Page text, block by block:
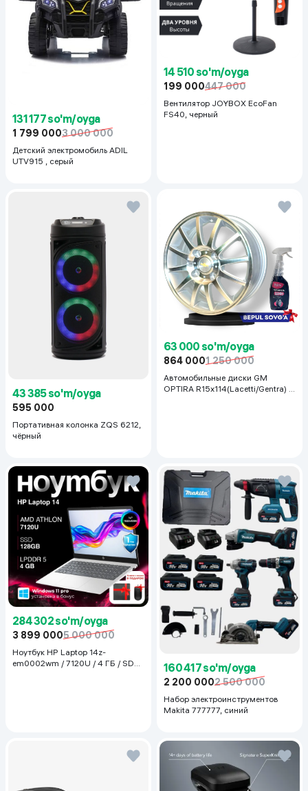
131 177 so'm/oyga
1 799 0003 000 000
Детский электромобиль ADIL
UTV915 , серый
14 510 so'm/oyga
199 000447 000
Вентилятор JOYBOX EcoFan
FS40, черный
43 385 so'm/oyga
595 000
Портативная колонка ZQS 6212,
чёрный
63 000 so'm/oyga
864 0001 250 000
Автомобильные диски GM
OPTIRA R15x114(Lacetti/Gentra) 1
284 302 so'm/oyga
3 899 0005 000 000
Ноутбук HP Laptop 14z-
em0002wm / 7120U / 4 ГБ / SDD
160 417 so'm/oyga
2 200 0002 500 000
Набор электроинструментов
Makita 777777, синий